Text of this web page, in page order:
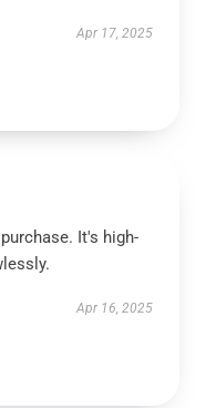
Apr 17, 2025
It's high-
Apr 16, 2025